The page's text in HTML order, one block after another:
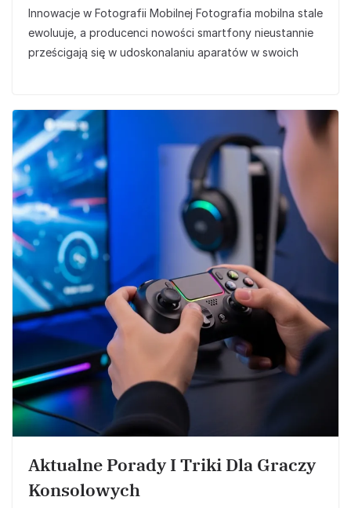
Innowacje w Fotografii Mobilnej Fotografia mobilna stale
ewoluuje, a producenci nowości smartfony nieustannie
prześcigają się w udoskonalaniu aparatów w swoich
Aktualne Porady I Triki Dla Graczy
Konsolowych